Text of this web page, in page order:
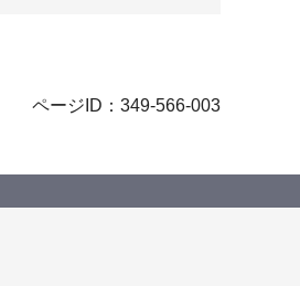
ページID：349-566-003